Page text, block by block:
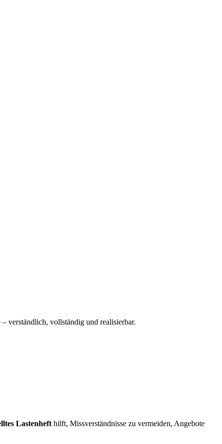
verständlich, vollständig und realisierbar.
Lastenheft hilft, Missverständnisse zu vermeiden, Angebote